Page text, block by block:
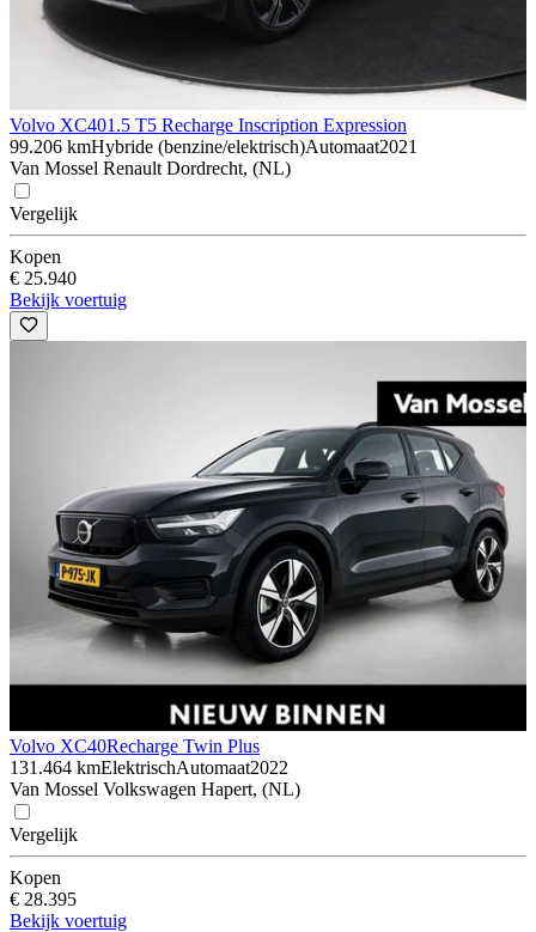
Volvo XC401.5 T5 Recharge Inscription Expression
99.206 kmHybride (benzine/elektrisch)Automaat2021
Van Mossel Renault Dordrecht, (NL)
Vergelijk
Kopen
€ 25.940
Bekijk voertuig
Volvo XC40Recharge Twin Plus
131.464 kmElektrischAutomaat2022
Van Mossel Volkswagen Hapert, (NL)
Vergelijk
Kopen
€ 28.395
Bekijk voertuig